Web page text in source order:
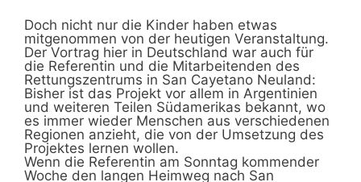
Doch nicht nur die Kinder haben etwas
mitgenommen von der heutigen Veranstaltung.
Der Vortrag hier in Deutschland war auch für
die Referentin und die Mitarbeitenden des
Rettungszentrums in San Cayetano Neuland:
Bisher ist das Projekt vor allem in Argentinien
und weiteren Teilen Südamerikas bekannt, wo
es immer wieder Menschen aus verschiedenen
Regionen anzieht, die von der Umsetzung des
Projektes lernen wollen.
Wenn die Referentin am Sonntag kommender
Woche den langen Heimweg nach San